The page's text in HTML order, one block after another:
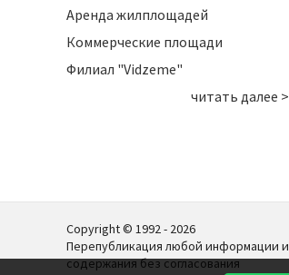
Аренда жилплощадей
Коммерческие площади
Филиал "Vidzeme"
читать далее >
Copyright © 1992 - 2026
Перепубликация любой информации и
содержания без согласования